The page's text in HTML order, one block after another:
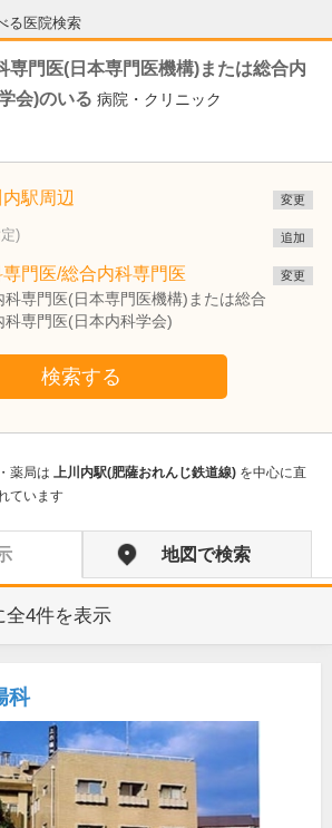
る医院検索
専門医(日本専門医機構)または総合内
会)のいる 病院・クリニック
内駅周辺 変更
) 追加
専門医/総合内科専門医
科専門医(日本専門医機構)または総合
科専門医(日本内科学会)
変更
検索する
薬局は 上川内駅(肥薩おれんじ鉄道線) を中心に直
ています
地図で検索
全4件を表示
科